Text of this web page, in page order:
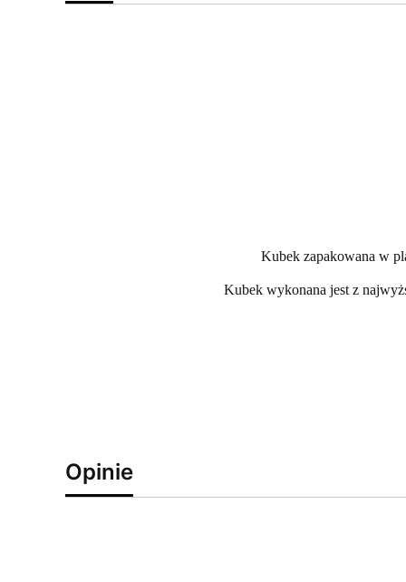
Kubek zapakowana w
Kubek wykonana jest z
Opinie